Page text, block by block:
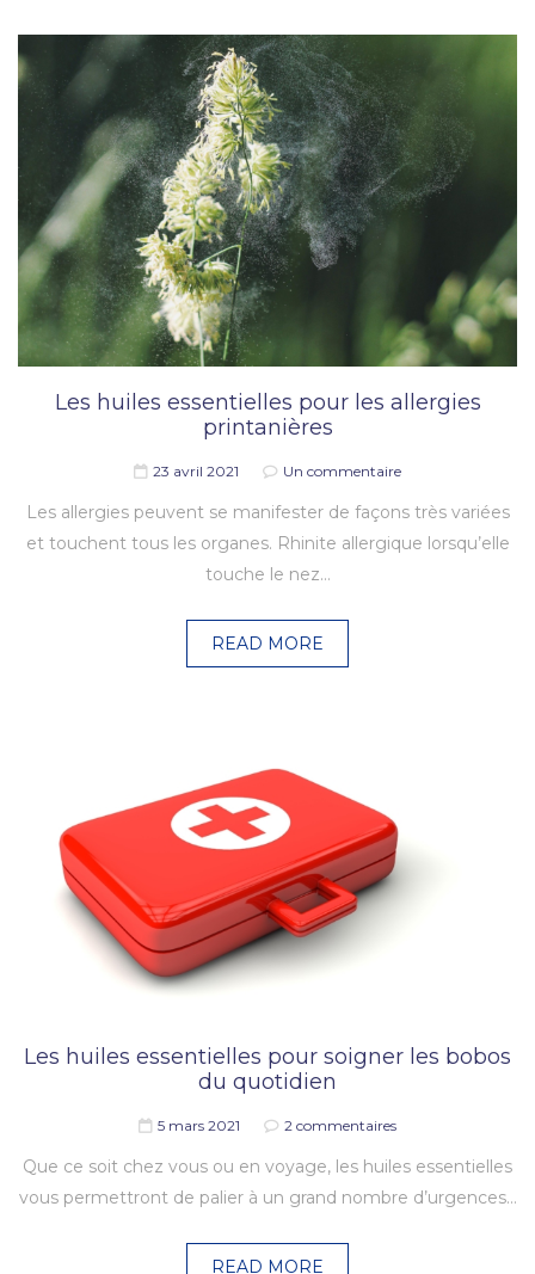
Les huiles essentielles pour les allergies
printanières
23 avril 2021 Un commentaire
Les allergies peuvent se manifester de façons très variées
et touchent tous les organes. Rhinite allergique lorsqu’elle
touche le nez…
READ MORE
Les huiles essentielles pour soigner les bobos
du quotidien
5 mars 2021 2 commentaires
Que ce soit chez vous ou en voyage, les huiles essentielles
vous permettront de palier à un grand nombre d’urgences…
READ MORE